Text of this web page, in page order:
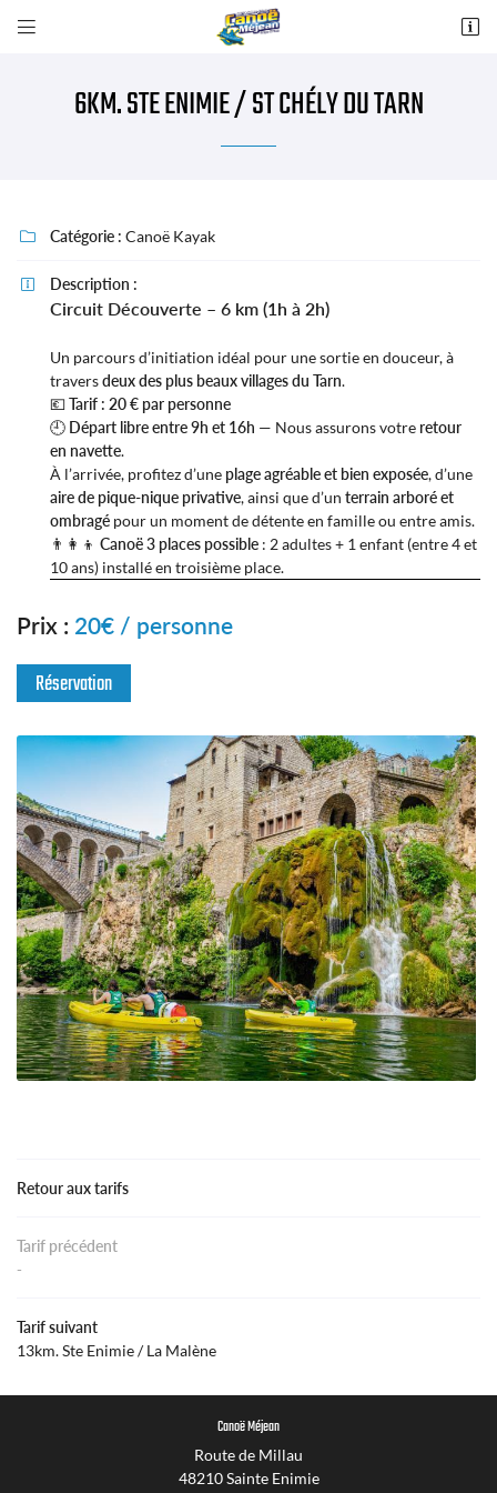

Langue
ACCUEIL
KAYAK & PADDLE
MULTI-ACTIVITÉS
& TARIFS
EN IMAGES
AVIS
ACTUALITÉS

Une question ?
04 66 48 58
Restez informés
Inscription
04 66 48 58 70
Recopier le code ci-contre
Rafraîchir le captcha
utilisantle formulaire de désinscription.
6KM. STE ENIMIE / ST CHÉLY DU TARN
 Catégorie : Canoë Kayak
 Description :
Circuit Découverte – 6 km (1h à 2h)
Un parcours d’initiation idéal pour une sortie en douceur, à
traversdeux des plus beaux villages du Tarn.
💶Tarif : 20 € par personne
🕘 Départ libre entre 9h et 16h — Nous assurons votre retour
en navette.
À l’arrivée, profitez d’une plage agréable et bien exposée, d’une
aire de pique-nique privative, ainsi que d’un terrain arboré et
ombragé pour un moment de détente en famille ou entre amis.
👨‍👩‍👦 Canoë 3 places possible : 2 adultes + 1 enfant (entre 4 et
10 ans) installé en troisième place.
Prix : 20€ / personne
Réservation
Retour aux tarifs
Tarif précédent
-
Tarif suivant
13km. Ste Enimie / La Malène
Canoë Méjean
Route de Millau
48210 Sainte Enimie